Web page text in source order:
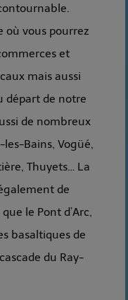
où vous pourrez
et
mais aussi
départ de notre
de nombreux
Bains, Vogüé,
Thuyets… La
de
le Pont d’Arc,
basaltiques de
du Ray-